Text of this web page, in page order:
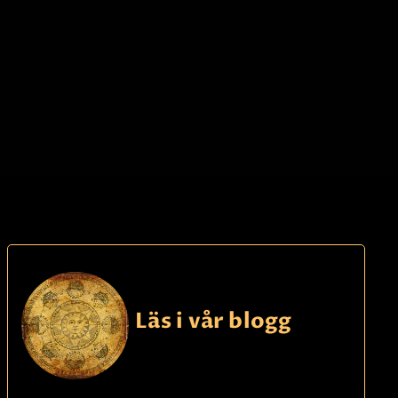
608
Faktura
betaling
Läs i vår blogg